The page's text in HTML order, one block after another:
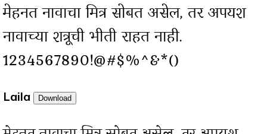
मेहनत नावाचा मित्र सोबत असेल, तर अपयश
नावाच्या शत्रूची भीती राहत नाही.
1234567890!@#$%^&*()
Laila Download